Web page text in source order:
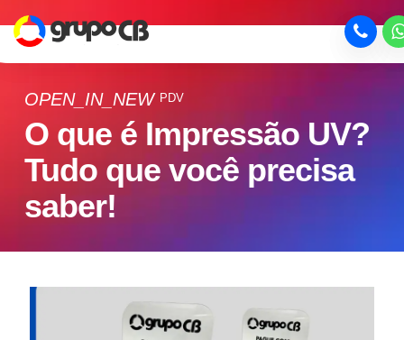
OPEN_IN_NEW PDV
O que é Impressão UV?
Tudo que você precisa
saber!